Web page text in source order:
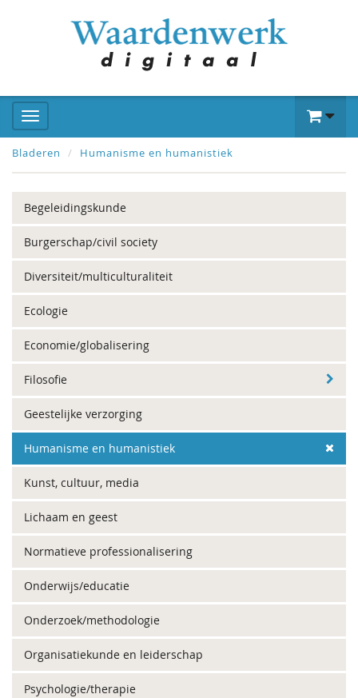
Bladeren Humanisme en humanistiek
Begeleidingskunde
Burgerschap/civil society
Diversiteit/multiculturaliteit
Ecologie
Economie/globalisering
Filosofie
Geestelijke verzorging
Humanisme en humanistiek
Kunst, cultuur, media
Lichaam en geest
Normatieve professionalisering
Onderwijs/educatie
Onderzoek/methodologie
Organisatiekunde en leiderschap
Psychologie/therapie